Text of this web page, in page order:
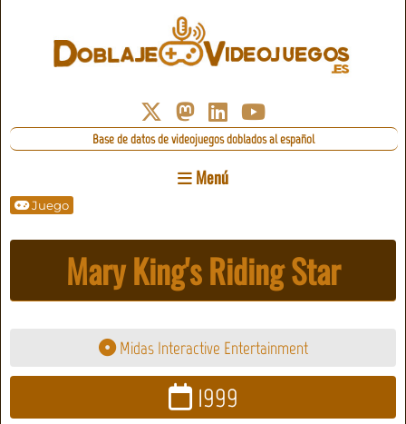
Base de datos de videojuegos doblados al español
Menú
Juego
Mary King's Riding Star
Midas Interactive Entertainment
1999